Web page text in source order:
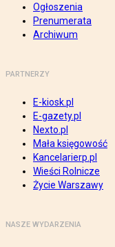
Ogłoszenia
Prenumerata
Archiwum
PARTNERZY
E-kiosk.pl
E-gazety.pl
Nexto.pl
Mała księgowość
Kancelarierp.pl
Wieści Rolnicze
Życie Warszawy
NASZE WYDARZENIA